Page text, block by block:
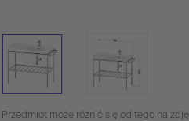
Przedmiot może różnić się od tego na